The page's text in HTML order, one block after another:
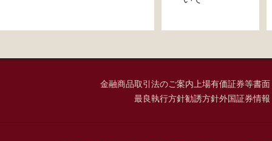
金融商品取引法のご案内 上場有価証券等書
最良執行方針勧誘方針外国証券情